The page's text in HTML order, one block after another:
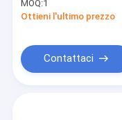
MOQ:1
Ottieni l'ultimo prezzo
Contattaci